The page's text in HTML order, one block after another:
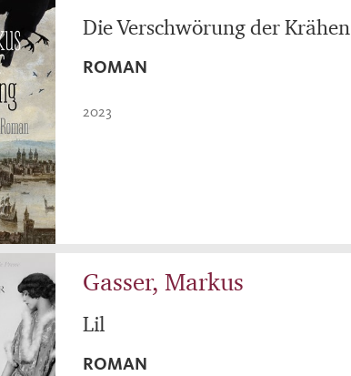
Die Verschwörung der Krähen
ROMAN
2023
Gasser, Markus
Lil
ROMAN